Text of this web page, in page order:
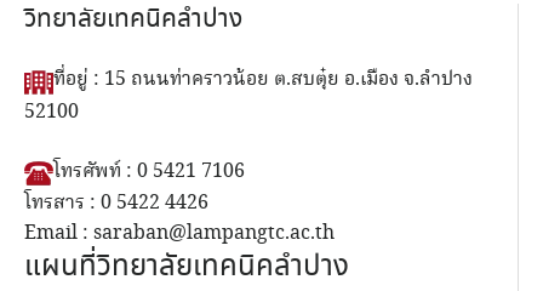
วิทยาลัยเทคนิคลำปาง
ที่อยู่ : 15 ถนนท่าคราวน้อย ต.สบตุ๋ย อ.เมือง จ.ลำปาง
52100
โทรศัพท์ : 0 5421 7106
โทรสาร : 0 5422 4426
Email : saraban@lampangtc.ac.th
แผนที่วิทยาลัยเทคนิคลำปาง